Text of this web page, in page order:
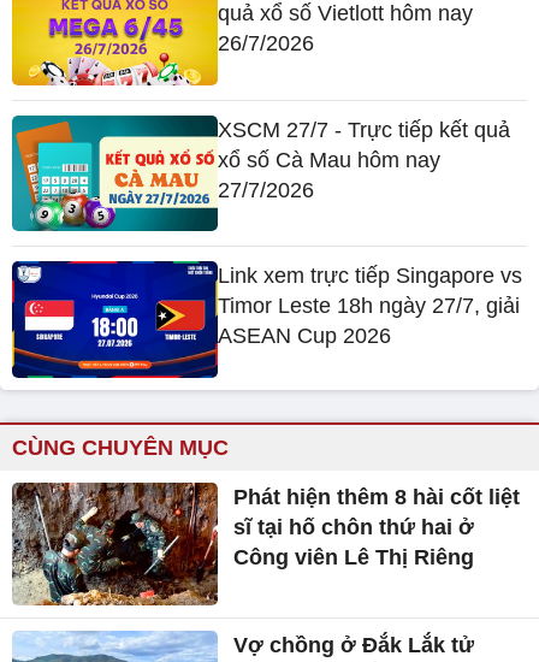
quả xổ số Vietlott hôm nay
26/7/2026
XSCM 27/7 - Trực tiếp kết quả
xổ số Cà Mau hôm nay
27/7/2026
Link xem trực tiếp Singapore vs
Timor Leste 18h ngày 27/7, giải
ASEAN Cup 2026
CÙNG CHUYÊN MỤC
Phát hiện thêm 8 hài cốt liệt
sĩ tại hố chôn thứ hai ở
Công viên Lê Thị Riêng
Vợ chồng ở Đắk Lắk tử